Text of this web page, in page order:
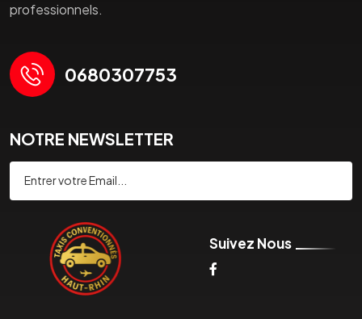
professionnels.
0680307753
NOTRE NEWSLETTER
Suivez Nous